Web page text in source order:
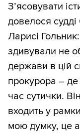
З’ясовувати
довелося
Ларисі
здивували не
держави в цій
прокурора – де
час сутички.
входить у
мою думку, це